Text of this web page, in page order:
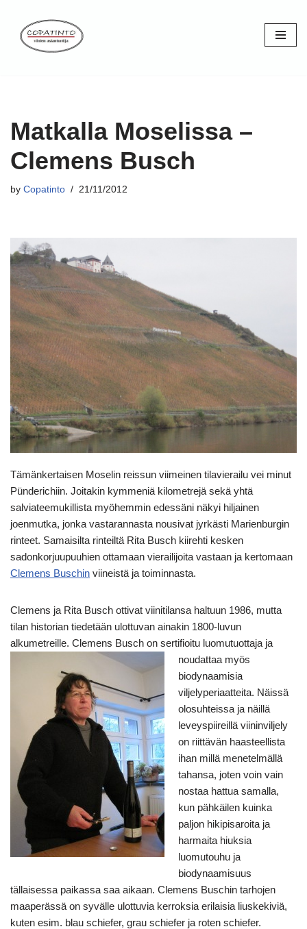
Skip
Matkalla Moselissa –
Clemens Busch
by Copatinto 21/11/2012
Tämänkertaisen Moselin reissun viimeinen tilavierailu vei minut
Pünderichiin. Joitakin kymmeniä kilometrejä sekä yhtä
salviateemukillista myöhemmin edessäni näkyi hiljainen
joenmutka, jonka vastarannasta nousivat jyrkästi Marienburgin
rinteet. Samaisilta rinteiltä Rita Busch kiirehti kesken
sadonkorjuupuuhien ottamaan vierailijoita vastaan ja kertomaan
Clemens Buschin viineistä ja toiminnasta.
Clemens ja Rita Busch ottivat viinitilansa haltuun 1986, mutta
tilan historian tiedetään ulottuvan ainakin 1800-luvun
alkumetreille. Clemens Busch on sertifioitu luomutuottaja ja
noudattaa myös
biodynaamisia
viljelyperiaatteita. Näissä
olosuhteissa ja näillä
leveyspiireillä viininviljely
on riittävän haasteellista
ihan millä menetelmällä
tahansa, joten voin vain
nostaa hattua samalla,
kun pähkäilen kuinka
paljon hikipisaroita ja
harmaita hiuksia
luomutouhu ja
biodynaamisuus
tällaisessa paikassa saa aikaan. Clemens Buschin tarhojen
maaperässä on syvälle ulottuvia kerroksia erilaisia liuskekiviä,
kuten esim. blau schiefer, grau schiefer ja roten schiefer.